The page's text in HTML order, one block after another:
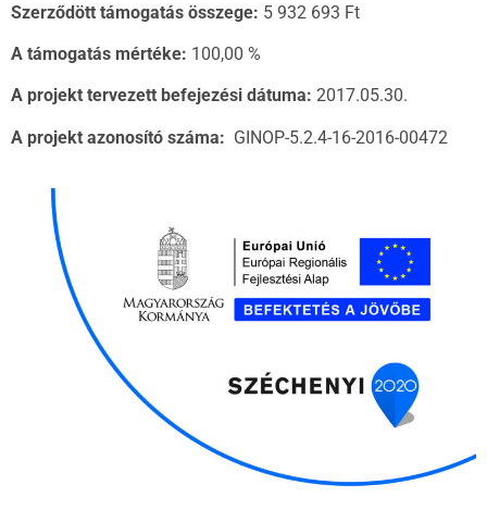
Szerződött támogatás összege: 5 932 693 Ft
A támogatás mértéke: 100,00 %
A projekt tervezett befejezési dátuma: 2017.05.30.
A projekt azonosító száma: GINOP-5.2.4-16-2016-00472